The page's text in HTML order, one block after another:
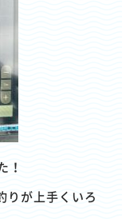
！
りが上手くいろ